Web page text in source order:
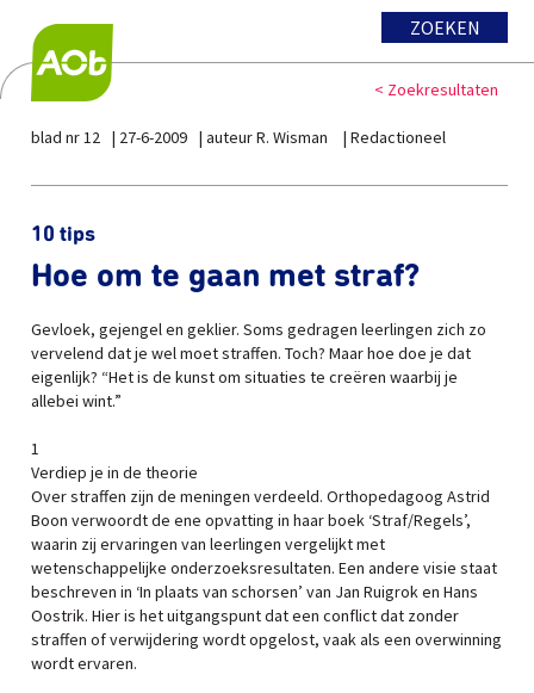
ZOEKEN
< Zoekresultaten
blad nr 12 27-6-2009 auteur R. Wisman Redactioneel
10 tips
Hoe om te gaan met straf?
Gevloek, gejengel en geklier. Soms gedragen leerlingen zich zo
vervelend dat je wel moet straffen. Toch? Maar hoe doe je dat
eigenlijk? “Het is de kunst om situaties te creëren waarbij je
allebei wint.”
1
Verdiep je in de theorie
Over straffen zijn de meningen verdeeld. Orthopedagoog Astrid
Boon verwoordt de ene opvatting in haar boek ‘Straf/Regels’,
waarin zij ervaringen van leerlingen vergelijkt met
wetenschappelijke onderzoeksresultaten. Een andere visie staat
beschreven in ‘In plaats van schorsen’ van Jan Ruigrok en Hans
Oostrik. Hier is het uitgangspunt dat een conflict dat zonder
straffen of verwijdering wordt opgelost, vaak als een overwinning
wordt ervaren.